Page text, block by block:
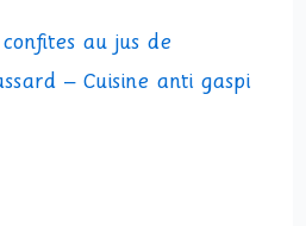
confites au jus de
– Cuisine anti gaspi